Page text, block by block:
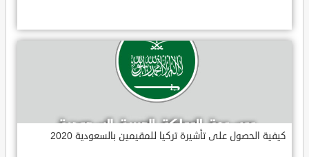
كيفية الحصول على تأشيرة تركيا للمقيمين بالسعودية 2020